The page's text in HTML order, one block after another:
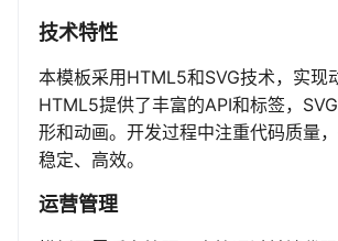
技术特性
本模板采用HTML5和SVG技术，实现
HTML5提供了丰富的API和标签，
形和动画。开发过程中注重代码质量
稳定、高效。
运营管理